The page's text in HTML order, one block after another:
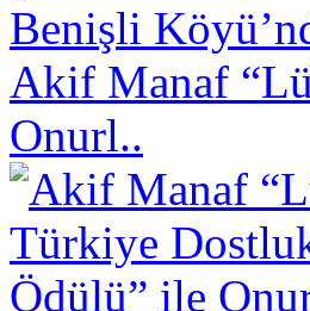
Benişli
Akif Manaf
Onurl..